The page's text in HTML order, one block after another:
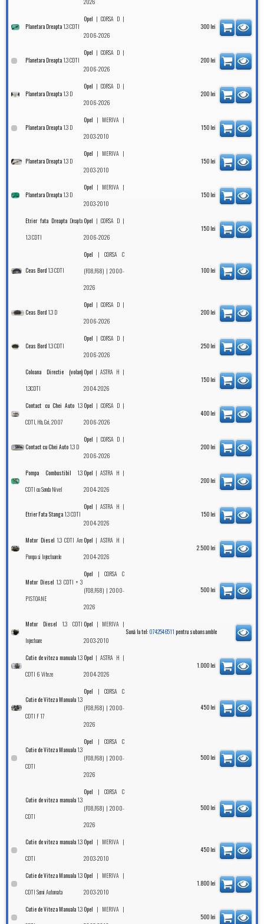
Planetara Dreapta 1.3 CDTI
Opel | CORSA D |
2006-2026
300 lei
Planetara Dreapta 1.3 CDTI
Opel | CORSA D |
2006-2026
200 lei
Planetara Dreapta 1.3 D
Opel | CORSA D |
2006-2026
200 lei
Planetara Dreapta 1.3 D
Opel | MERIVA |
2003-2010
150 lei
Planetara Dreapta 1.3 D
Opel | MERIVA |
2003-2010
150 lei
Planetara Dreapta 1.3 D
Opel | MERIVA |
2003-2010
150 lei
Etrier fata DreaptaDreapta
1.3 CDTI
Opel | CORSA D |
2006-2026
150 lei
Ceas Bord 1.3 CDTI
Opel |CORSA C
(F08,F68) | 2000-
2026
100 lei
Ceas Bord 1.3 D
Opel | CORSA D |
2006-2026
200 lei
Ceas Bord 1.3 CDTI
Opel | CORSA D |
2006-2026
250 lei
Coloana Directie (volan)
1.3CDTI
Opel |ASTRA H |
2004-2026
150 lei
Contact cu Chei Auto 1.3
CDTI, Hb, Gri, 2007
Opel | CORSA D |
2006-2026
400 lei
Contact cu Chei Auto 1.3 D
Opel | CORSA D |
2006-2026
200 lei
Pompa Combustibil 1.3
CDTI cu Sonda Nivel
Opel |ASTRA H |
2004-2026
200 lei
Etrier Fata Stanga 1.3 CDTI
Opel |ASTRA H |
2004-2026
150 lei
Motor Diesel1.3 CDTI Are
Pompa si Injectoarele
Opel |ASTRA H |
2004-2026
2.500 lei
Motor Diesel 1.3 CDTI + 3
PISTOANE
Opel |CORSA C
(F08,F68) | 2000-
2026
500 lei
Motor Diesel 1.3 CDTI
Injectoare
Opel | MERIVA |
2003-2010
Sună la tel: 0742546511 pentru subansamble
Cutie de viteza manuala1.3
CDTI 6 Viteze
Opel |ASTRA H |
2004-2026
1.000 lei
Cutie de Viteza Manuala 1.3
CDTI F 17
Opel |CORSA C
(F08,F68) | 2000-
2026
450 lei
Cutie de Viteza Manuala 1.3
CDTI
Opel |CORSA C
(F08,F68) | 2000-
2026
500 lei
Cutie de viteza manuala1.3
CDTI
Opel |CORSA C
(F08,F68) | 2000-
2026
500 lei
Cutie de viteza manuala1.3
CDTI
Opel | MERIVA |
2003-2010
450 lei
Cutie de Viteza Manuala 1.3
CDTI Semi Automata
Opel | MERIVA |
2003-2010
1.800 lei
Cutie de Viteza Manuala 1.3 Opel | MERIVA |
500 lei